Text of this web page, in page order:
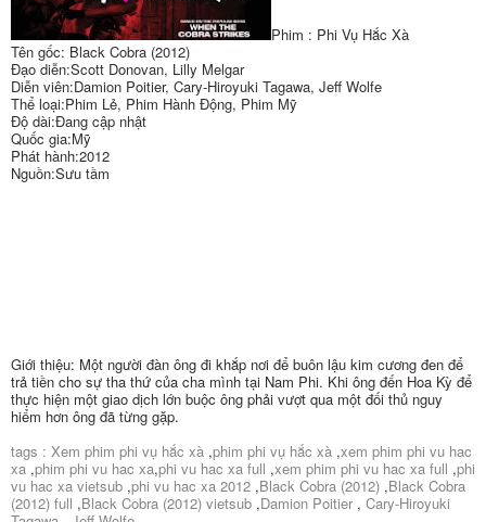
Phim : Phi Vụ Hắc Xà
Tên gốc: Black Cobra (2012)
Đạo diễn:Scott Donovan, Lilly Melgar
Diễn viên:Damion Poitier, Cary-Hiroyuki Tagawa, Jeff Wolfe
Thể loại:Phim Lẻ, Phim Hành Động, Phim Mỹ
Độ dài:Đang cập nhật
Quốc gia:Mỹ
Phát hành:2012
Nguồn:Sưu tầm
Giới thiệu: Một người đàn ông đi khắp nơi để buôn lậu kim cương đen để
trả tiền cho sự tha thứ của cha mình tại Nam Phi. Khi ông đến Hoa Kỳ để
thực hiện một giao dịch lớn buộc ông phải vượt qua một đối thủ nguy
hiểm hơn ông đã từng gặp.
tags : Xem phim phi vụ hắc xà ,phim phi vụ hắc xà ,xem phim phi vu hac
xa ,phim phi vu hac xa,phi vu hac xa full ,xem phim phi vu hac xa full ,phi
vu hac xa vietsub ,phi vu hac xa 2012 ,Black Cobra (2012) ,Black Cobra
(2012) full ,Black Cobra (2012) vietsub ,Damion Poitier , Cary-Hiroyuki